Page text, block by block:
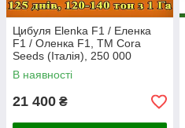
Цибуля Elenka F1 / Еленка
F1 / Оленка F1, ТМ Cora
Seeds (Італія), 250 000
насінин
В наявності
21 400 ₴